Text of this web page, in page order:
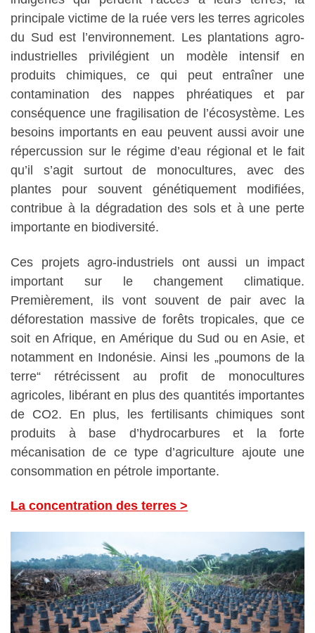
principale victime de la ruée vers les terres agricoles
du Sud est l’environnement. Les plantations agro-
industrielles privilégient un modèle intensif en
produits chimiques, ce qui peut entraîner une
contamination des nappes phréatiques et par
conséquence une fragilisation de l’écosystème. Les
besoins importants en eau peuvent aussi avoir une
répercussion sur le régime d’eau régional et le fait
qu’il s’agit surtout de monocultures, avec des
plantes pour souvent génétiquement modifiées,
contribue à la dégradation des sols et à une perte
importante en biodiversité.
Ces projets agro-industriels ont aussi un impact
important sur le changement climatique.
Premièrement, ils vont souvent de pair avec la
déforestation massive de forêts tropicales, que ce
soit en Afrique, en Amérique du Sud ou en Asie, et
notamment en Indonésie. Ainsi les „poumons de la
terre“ rétrécissent au profit de monocultures
agricoles, libérant en plus des quantités importantes
de CO2. En plus, les fertilisants chimiques sont
produits à base d’hydrocarbures et la forte
mécanisation de ce type d’agriculture ajoute une
consommation en pétrole importante.
La concentration des terres >